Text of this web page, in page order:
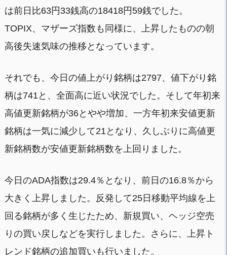
は前日比63円33銭高の18418円59銭でした。
TOPIX、マザーズ指数も同様に、上昇したものの朝
高後失速気味の推移となっています。
それでも、今日の値上がり銘柄は2797、値下がり銘
柄は741と、全面高に近い状況でした。そして年初来
高値更新銘柄が36とやや増加、一方年初来安値更新
銘柄は一気に減少して21となり、久しぶりに高値更
新銘柄数が安値更新銘柄数を上回りました。
今日のADA指数は29.4％となり、前日の16.8％から
大きく上昇しました。反発して25日移動平均線を上
回る銘柄が多く生じたため、新規買い、ヘッジ空売
りの買い戻しなどを実行しました。さらに、上昇ト
レンド銘柄の追加買いも行いました。